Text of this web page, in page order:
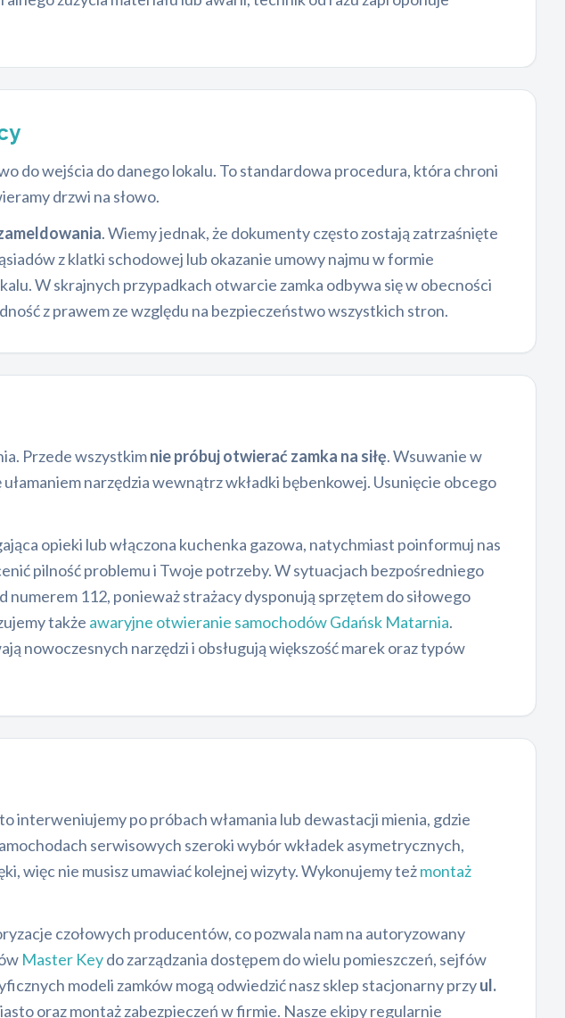
do wejścia do danego lokalu. To standardowa procedura, która chroni
drzwi na słowo.
. Wiemy jednak, że dokumenty często zostają zatrzaśnięte
z klatki schodowej lub okazanie umowy najmu w formie
W skrajnych przypadkach otwarcie zamka odbywa się w obecności
z prawem ze względu na bezpieczeństwo wszystkich stron.
Przede wszystkimnie próbuj otwierać zamka na siłę. Wsuwanie w
narzędzia wewnątrz wkładki bębenkowej. Usunięcie obcego
opieki lub włączona kuchenka gazowa, natychmiast poinformuj nas
pilność problemu i Twoje potrzeby. W sytuacjach bezpośredniego
112, ponieważ strażacy dysponują sprzętem do siłowego
także awaryjne otwieranie samochodów Gdańsk Matarnia.
nowoczesnych narzędzi i obsługują większość marek oraz typów
interweniujemy po próbach włamania lub dewastacji mienia, gdzie
serwisowych szeroki wybór wkładek asymetrycznych,
więc nie musisz umawiać kolejnej wizyty. Wykonujemy teżmontaż
czołowych producentów, co pozwala nam na autoryzowany
Master Keydo zarządzania dostępem do wielu pomieszczeń, sejfów
modeli zamków mogą odwiedzić nasz sklep stacjonarny przyul.
oraz montaż zabezpieczeń w firmie. Nasze ekipy regularnie